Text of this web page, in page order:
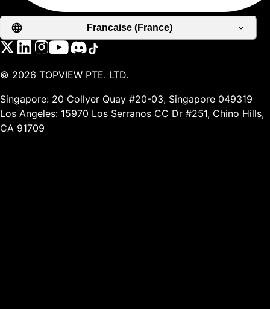
Francaise (France)
© 2026 TOPVIEW PTE. LTD.
Singapore: 20 Collyer Quay #20-03, Singapore 049319
Los Angeles: 15970 Los Serranos CC Dr #251, Chino Hills,
CA 91709